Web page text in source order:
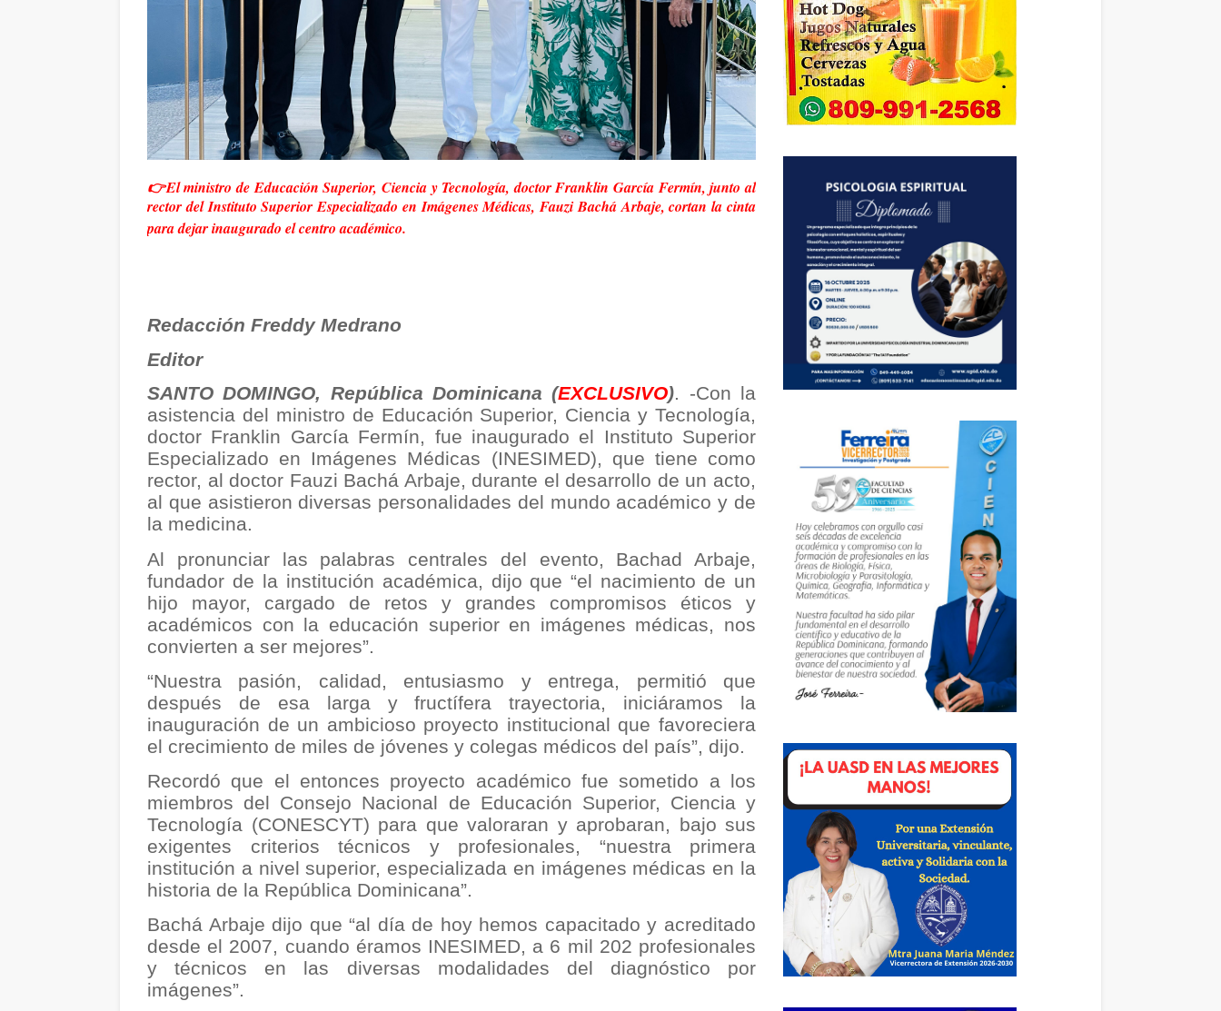
👉El ministro de Educación Superior, Ciencia y Tecnología, doctor Franklin García Fermín, junto al
rector del Instituto Superior Especializado en Imágenes Médicas, Fauzi Bachá Arbaje, cortan la cinta
para dejar inaugurado el centro académico.
Redacción Freddy Medrano
Editor
SANTO DOMINGO, República Dominicana (EXCLUSIVO). -Con la
asistencia del ministro de Educación Superior, Ciencia y Tecnología,
doctor Franklin García Fermín, fue inaugurado el Instituto Superior
Especializado en Imágenes Médicas (INESIMED), que tiene como
rector, al doctor Fauzi Bachá Arbaje, durante el desarrollo de un acto,
al que asistieron diversas personalidades del mundo académico y de
la medicina.
Al pronunciar las palabras centrales del evento, Bachad Arbaje,
fundador de la institución académica, dijo que “el nacimiento de un
hijo mayor, cargado de retos y grandes compromisos éticos y
académicos con la educación superior en imágenes médicas, nos
convierten a ser mejores”.
“Nuestra pasión, calidad, entusiasmo y entrega, permitió que
después de esa larga y fructífera trayectoria, iniciáramos la
inauguración de un ambicioso proyecto institucional que favoreciera
el crecimiento de miles de jóvenes y colegas médicos del país”, dijo.
Recordó que el entonces proyecto académico fue sometido a los
miembros del Consejo Nacional de Educación Superior, Ciencia y
Tecnología (CONESCYT) para que valoraran y aprobaran, bajo sus
exigentes criterios técnicos y profesionales, “nuestra primera
institución a nivel superior, especializada en imágenes médicas en la
historia de la República Dominicana”.
Bachá Arbaje dijo que “al día de hoy hemos capacitado y acreditado
desde el 2007, cuando éramos INESIMED, a 6 mil 202 profesionales
y técnicos en las diversas modalidades del diagnóstico por
imágenes”.